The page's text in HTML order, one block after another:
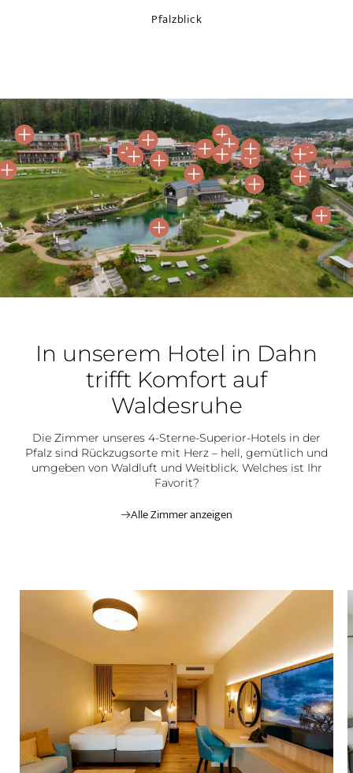
Pfalzblick
In unserem Hotel in Dahn
trifft Komfort auf
Waldesruhe
Die Zimmer unseres 4-Sterne-Superior-Hotels in der
Pfalz sind Rückzugsorte mit Herz – hell, gemütlich und
umgeben von Waldluft und Weitblick. Welches ist Ihr
Favorit?
Alle Zimmer anzeigen